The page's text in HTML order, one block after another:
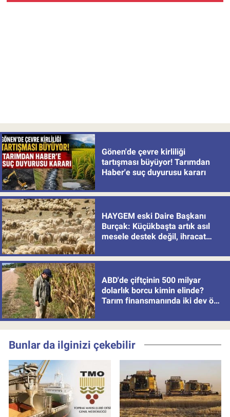
Gönen'de çevre kirliliği
tartışması büyüyor! Tarımdan
Haber'e suç duyurusu kararı
HAYGEM eski Daire Başkanı
Burçak: Küçükbaşta artık asıl
mesele destek değil, ihracat
ABD'de çiftçinin 500 milyar
dolarlık borcu kimin elinde?
Tarım finansmanında iki dev öne
Bunlar da ilginizi çekebilir